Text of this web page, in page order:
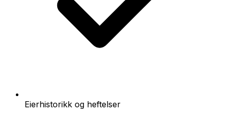
Eierhistorikk og heftelser